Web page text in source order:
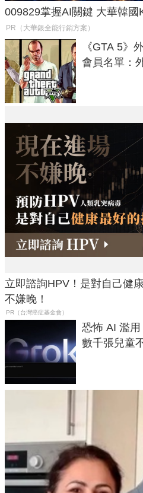
009829掌握AI關鍵 大華韓國
PR（大華銀全能行銷方案）
《GTA 5》
會員名單：
立即諮詢HPV！是對自己健
不嫌晚！
PR（台灣癌症基金會）
恐怖 AI 濫
數千張兒童